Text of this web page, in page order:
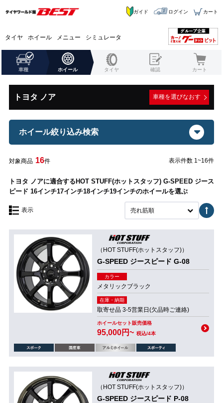
タイヤ ホイール メニュー シミュレータ
ガイド ログイン カート
車種 ホイール タイヤ 確認 カート
トヨタ ノア 車種を選びなおす
ホイール絞り込み検索
対象商品 16件 表示件数 1~16件
トヨタ ノアに適合するHOT STUFF(ホットスタッフ) G-SPEED ジース
ピード 16インチ17インチ18インチ19インチのホイールを選ぶ
表示 売れ筋順
（HOT STUFF(ホットスタッフ)）
G-SPEED ジースピード G-08
カラー
メタリックブラック
在庫・納期
取寄せ品 3-5営業日(欠品時ご連絡)
ホイールセット販売価格
95,000円~ 税込/4本
（HOT STUFF(ホットスタッフ)）
G-SPEED ジースピード P-08